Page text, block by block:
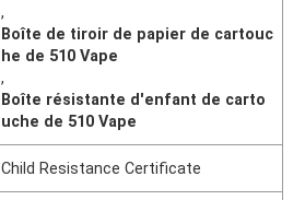
,
Boîte de tiroir de papier de cartouc
he de 510 Vape
,
Boîte résistante d'enfant de carto
uche de 510 Vape
Child Resistance Certificate